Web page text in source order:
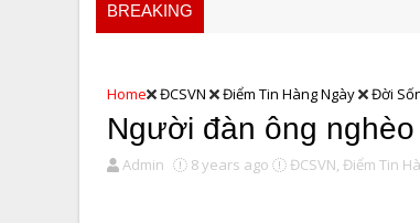
BREAKING
Home ĐCSVN Điểm Tin Hàng Ngày Đời
Người đàn ông
Admin 8 years ago ĐCSVN, Điểm Tin